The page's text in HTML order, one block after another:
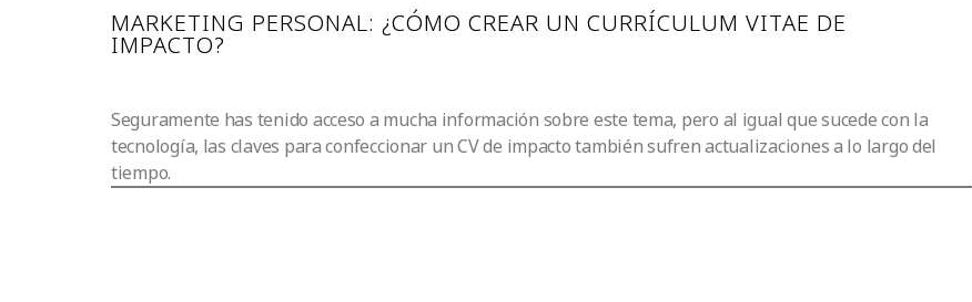
MARKETING PERSONAL: ¿CÓMO CREAR UN CURRÍCULUM VITAE DE
IMPACTO?
Seguramente has tenido acceso a mucha información sobre este tema, pero al igual que sucede con la
tecnología, las claves para confeccionar un CV de impacto también sufren actualizaciones a lo largo del
tiempo.